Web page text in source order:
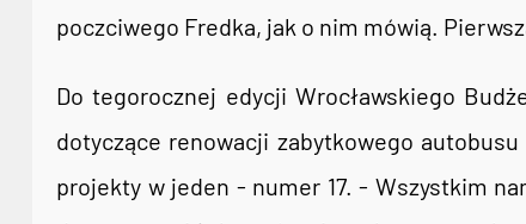
poczciwego Fredka, jak o nim mówią.
Do tegorocznej edycji Wrocławskiego
dotyczące renowacji zabytkowego
projekty w jeden - numer 17. - Wszystkim